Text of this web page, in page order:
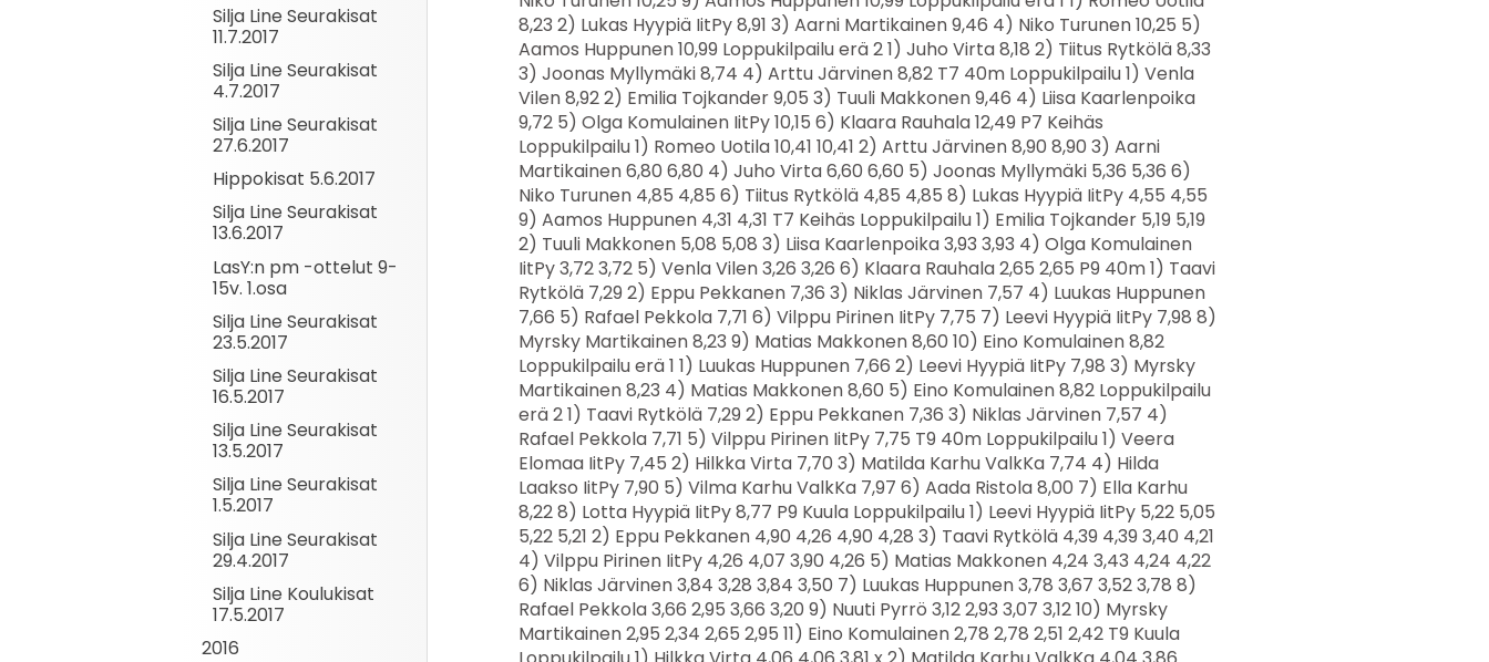
Silja Line Seurakisat
11.7.2017
Silja Line Seurakisat
4.7.2017
Silja Line Seurakisat
27.6.2017
Hippokisat 5.6.2017
Silja Line Seurakisat
13.6.2017
LasY:n pm -ottelut 9-
15v. 1.osa
Silja Line Seurakisat
23.5.2017
Silja Line Seurakisat
16.5.2017
Silja Line Seurakisat
13.5.2017
Silja Line Seurakisat
1.5.2017
Silja Line Seurakisat
29.4.2017
Silja Line Koulukisat
17.5.2017
2016